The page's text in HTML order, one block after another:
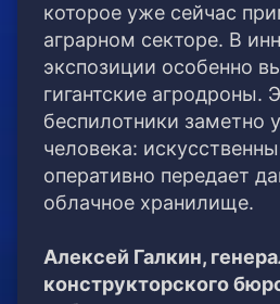
которое уже сейчас
аграрном секторе. В
экспозиции особенно
гигантские агродроны.
беспилотники заметно
человека:
оперативно передает
облачное хранилище.
Алексей Галкин,
конструкторского